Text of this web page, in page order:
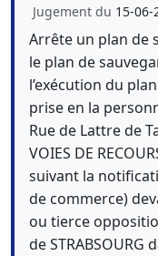
Jugement du 15-06-
Arrête un plan de
le plan de
l’exécution du plan
prise en la
Rue de Lattre de
VOIES DE
suivant la
de commerce)
ou tierce
de